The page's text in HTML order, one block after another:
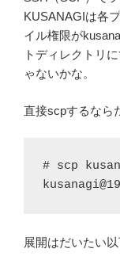
KUSANAGIは各
イル権限が
トディレクトリ
ゃないかな。
直接scpするなら
# scp
展開はだいたい以